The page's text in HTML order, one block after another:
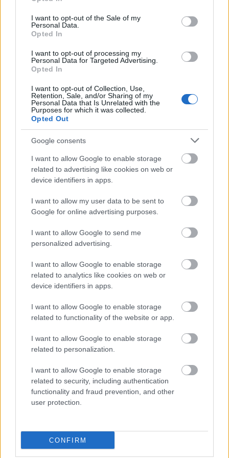
use your data for below specified purposes in below Google
consent section.
I want to opt-out of the Sale of my
Personal Data.
Opted In
I want to opt-out of processing my
Personal Data for Targeted Advertising.
Opted In
I want to opt-out of Collection, Use,
Retention, Sale, and/or Sharing of my
Personal Data that Is Unrelated with the
Purposes for which it was collected.
Opted Out
Google consents
I want to allow Google to enable storage
related to advertising like cookies on web or
device identifiers in apps.
I want to allow my user data to be sent to
Google for online advertising purposes.
I want to allow Google to send me
personalized advertising.
I want to allow Google to enable storage
related to analytics like cookies on web or
device identifiers in apps.
I want to allow Google to enable storage
related to functionality of the website or app.
I want to allow Google to enable storage
related to personalization.
I want to allow Google to enable storage
related to security, including authentication
functionality and fraud prevention, and other
user protection.
CONFIRM
Sevilla – Barcelona: las posibles alineaciones
24. febrero 2021 PorJesus Gallo
La jornada 25 de LaLiga arranca el viernes 26 de febrero. Sevilla y
locales? ¿Con qué alineación saldrán los de Koeman? A continuación, las
posibles alineaciones del Sevilla-Barcelona.
Eibar – Huesca: las posibles alineaciones